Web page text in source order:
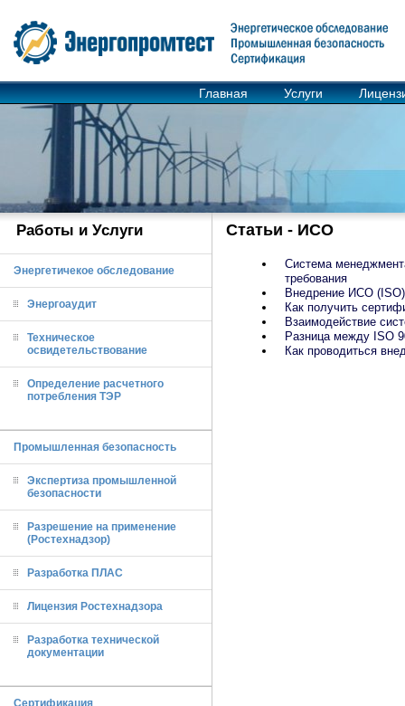
Главная Услуги
Статьи - ИСО
Система
требования
Внедрение ИСО
Как получить
Взаимодействие
Разница между ISO
Как проводиться
Работы и Услуги
Энергетичекое обследование
Энергоаудит
Техническое
освидетельствование
Определение расчетного
потребления ТЭР
Промышленная безопасность
Экспертиза промышленной
безопасности
Разрешение на применение
(Ростехнадзор)
Разработка ПЛАС
Лицензия Ростехнадзора
Разработка технической
документации
Сертификация